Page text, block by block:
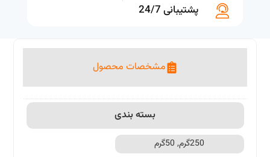
پشتیبانی 24/7
مشخصات محصول
بسته بندی
250گرم, 50گرم